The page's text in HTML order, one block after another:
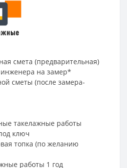
смета (предварительная)
на замер*
сметы (после замера-
такелажные работы
ключ
топка (по желанию
работы 1 год